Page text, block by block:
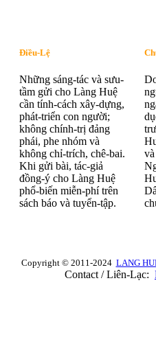
Điều-Lệ
Những sáng-tác và sưu-
tầm gửi cho Làng Huệ
cần tính-cách xây-dựng,
phát-triển con người;
không chính-trị đảng
phái, phe nhóm và
không chỉ-trích, chê-bai.
Khi gửi bài, tác-giả
đồng-ý cho Làng Huệ
phổ-biến miễn-phí trên
sách báo và tuyển-tập.
Copyright © 2011-2024 LANG
Contact / Liên-Lạc: